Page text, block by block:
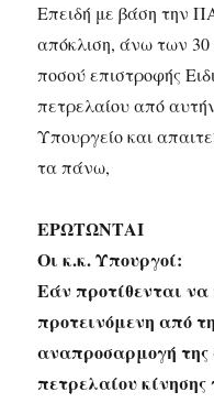
Επειδή με βάση την
απόκλιση, άνω των
ποσού επιστροφής
πετρελαίου από
Υπουργείο και
τα πάνω,
ΕΡΩΤΩΝΤΑΙ
Οι κ.κ. Υπουργοί:
Εάν προτίθενται
προτεινόμενη από
αναπροσαρμογή
πετρελαίου